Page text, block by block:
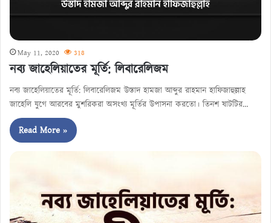
May 11, 2020 318
নব্য জাহেলিয়াতের মূর্তি: লিবারেলিজম
নব্য জাহেলিয়াতের মূর্তি: লিবারেলিজম উস্তাদ হামজা আব্দুর রাহমান হাফিজাহুল্লাহ
জাহেলি যুগে আরবের মুশরিকরা অসংখ্য মূর্তির উপাসনা করতো। তিনশ ষাটটির…
Read More »